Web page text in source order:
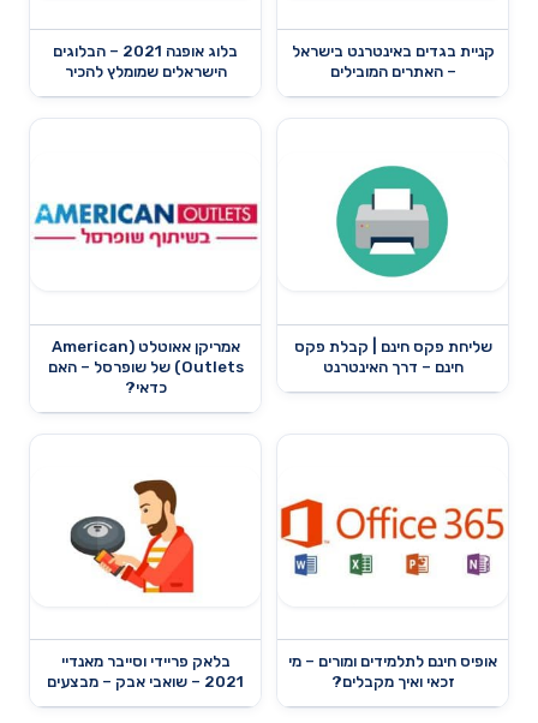
קניית בגדים באינטרנט בישראל
– האתרים המובילים
בלוג אופנה 2021 – הבלוגים
הישראלים שמומלץ להכיר
שליחת פקס חינם | קבלת פקס
חינם – דרך האינטרנט
אמריקן אאוטלט (American
Outlets) של שופרסל – האם
כדאי?
אופיס חינם לתלמידים ומורים – מי
זכאי ואיך מקבלים?
בלאק פריידי וסייבר מאנדיי
2021 – שואבי אבק – מבצעים